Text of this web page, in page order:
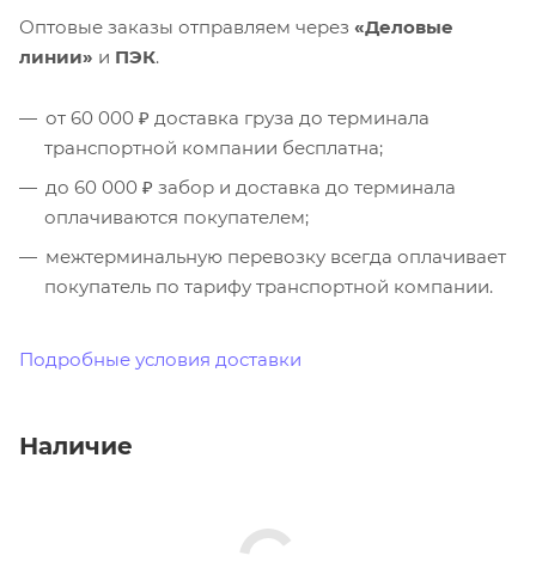
Оптовые заказы отправляем через «Деловые
линии» и ПЭК.
от 60 000 ₽ доставка груза до терминала
транспортной компании бесплатна;
до 60 000 ₽ забор и доставка до терминала
оплачиваются покупателем;
межтерминальную перевозку всегда оплачивает
покупатель по тарифу транспортной компании.
Подробные условия доставки
Наличие